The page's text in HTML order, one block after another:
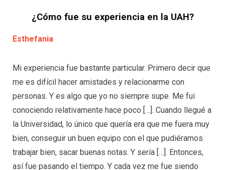
¿Cómo fue su experiencia en la UAH?
Esthefania
Mi experiencia fue bastante particular. Primero decir que
me es difícil hacer amistades y relacionarme con
personas. Y es algo que yo no siempre supe. Me fui
conociendo relativamente hace poco […]. Cuando llegué a
la Universidad, lo único que quería era que me fuera muy
bien, conseguir un buen equipo con el que pudiéramos
trabajar bien, sacar buenas notas. Y sería […]. Entonces,
así fue pasando el tiempo. Y cada vez me fue siendo